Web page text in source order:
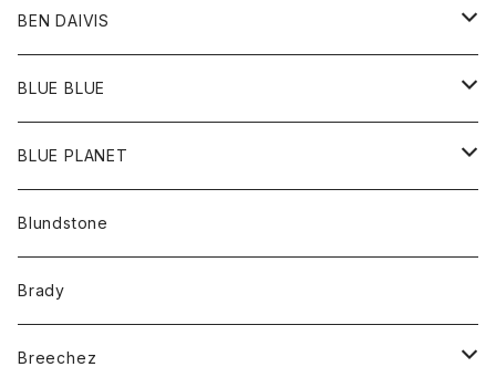
バッグ
ポーチ
トップス
Ｔシャツ
BEN DAIVIS
ポトム
パンツ
BLUE BLUE
アウター
カーディガン
コート
アクセサリー
バッグ
ベルト
キッズ
Tシャツ
グッズ
BLUE PLANET
サングラス
Blundstone
Brady
Breechez